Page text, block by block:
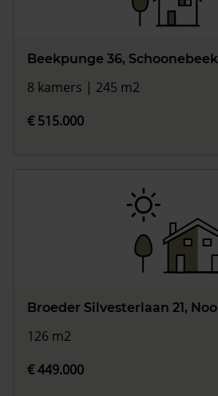
Beekpunge 36, Schoonebeek
8 kamers | 245 m2
€ 515.000
Broeder Silvesterlaan 21,
126 m2
€ 449.000